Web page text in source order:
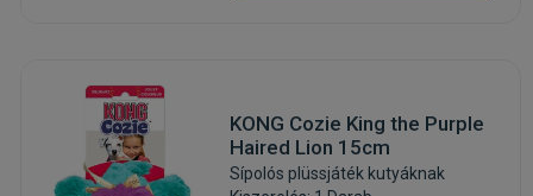
KONG Cozie King the Purple
Haired Lion 15cm
Sípolós plüssjáték kutyáknak